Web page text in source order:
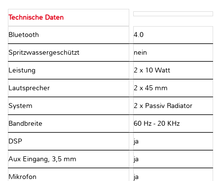
Technische Daten
Bluetooth 4.0
Spritzwassergeschützt nein
Leistung 2 x 10 Watt
Lautsprecher 2 x 45 mm
System 2 x Passiv Radiator
Bandbreite 60 Hz - 20 KHz
DSP ja
Aux Eingang, 3,5 mm ja
Mikrofon ja